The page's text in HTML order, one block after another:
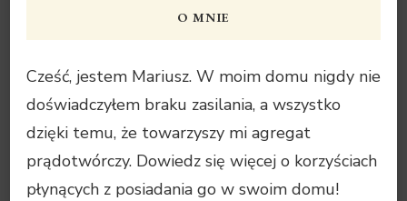
O MNIE
Cześć, jestem Mariusz. W moim domu nigdy nie
doświadczyłem braku zasilania, a wszystko
dzięki temu, że towarzyszy mi agregat
prądotwórczy. Dowiedz się więcej o korzyściach
płynących z posiadania go w swoim domu!